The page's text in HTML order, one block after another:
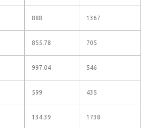
888 1367
855.78 705
997.04 546
599 435
134.39 1738